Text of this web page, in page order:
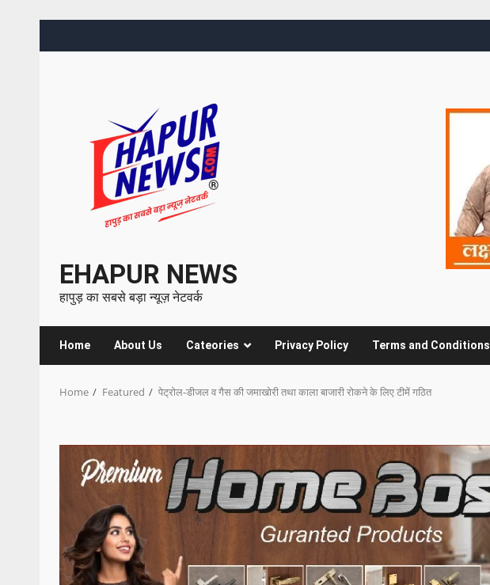
EHAPUR NEWS
हापुड़ का सबसे बड़ा न्यूज़ नेटवर्क
Home About Us Cateories Privacy Policy Terms and Conditions
Home Featured पेट्रोल-डीजल व गैस की जमाखोरी तथा काला बाजारी रोकने के लिए टीमें गठित